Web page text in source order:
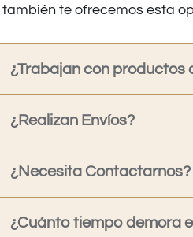
también te ofrecemos esta
¿Trabajan con productos
¿Realizan Envíos?
¿Necesita Contactarnos?
¿Cuánto tiempo demora